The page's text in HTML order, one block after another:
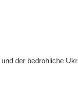
der bedrohliche